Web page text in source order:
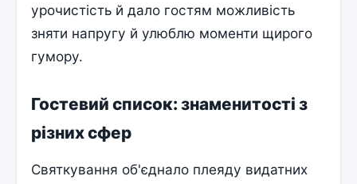
урочистість й дало гостям можливість
зняти напругу й улюблю моменти щирого
гумору.
Гостевий список: знаменитості з
різних сфер
Святкування об'єднало плеяду видатних